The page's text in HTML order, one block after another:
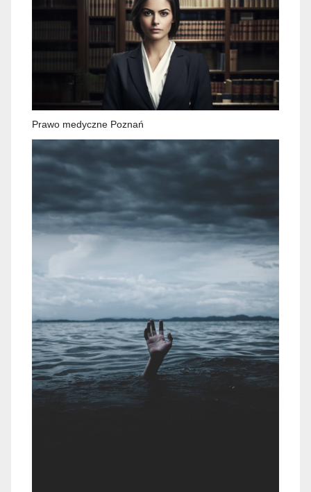
Prawo medyczne Poznań